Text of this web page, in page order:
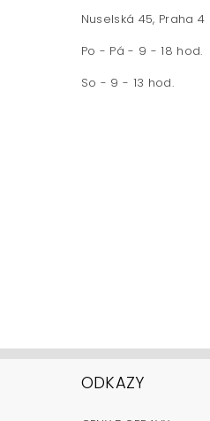
Nuselská 45, Praha 4
Po - Pá - 9 - 18 hod.
So - 9 - 13 hod.
ODKAZY